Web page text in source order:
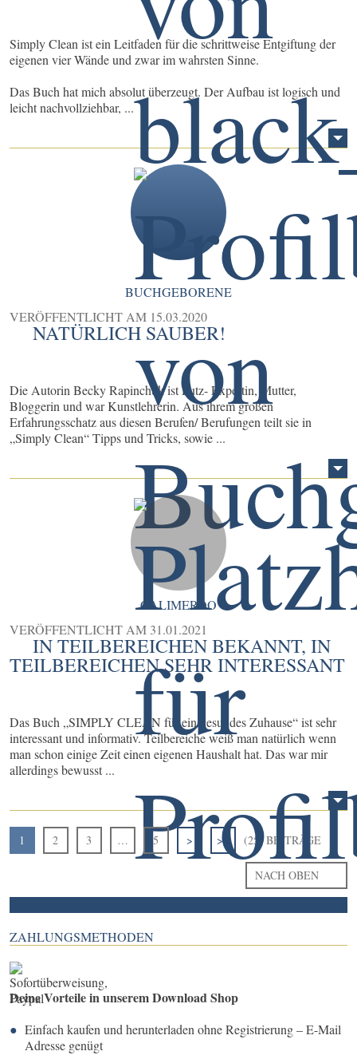
Simply Clean ist ein Leitfaden für die schrittweise Entgiftung der
eigenen vier Wände und zwar im wahrsten Sinne.
Das Buch hat mich absolut überzeugt. Der Aufbau ist logisch und
leicht nachvollziehbar, ...
BUCHGEBORENE
VERÖFFENTLICHT AM 15.03.2020
NATÜRLICH SAUBER!
Die Autorin Becky Rapinchuk ist Putz- Expertin, Mutter,
Bloggerin und war Kunstlehrerin. Aus ihrem großen
Erfahrungsschatz aus diesen Berufen/ Berufungen teilt sie in
„Simply Clean“ Tipps und Tricks, sowie ...
CALIMEROO
VERÖFFENTLICHT AM 31.01.2021
IN TEILBEREICHEN BEKANNT, IN
TEILBEREICHEN SEHR INTERESSANT
Das Buch „SIMPLY CLEAN für ein gesundes Zuhause“ ist sehr
interessant und informativ. Teilbereiche weiß man natürlich wenn
man schon einige Zeit einen eigenen Haushalt hat. Das war mir
allerdings bewusst ...
1 2 3 … 5 > >> (25) BEITRÄGE
NACH OBEN
ZAHLUNGSMETHODEN
Deine Vorteile in unserem Download Shop
Einfach kaufen und herunterladen ohne Registrierung – E-Mail
Adresse genügt